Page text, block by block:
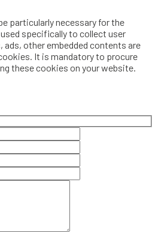
particularly necessary for the
specifically to collect user
ads, other embedded contents are
It is mandatory to procure
these cookies on your website.